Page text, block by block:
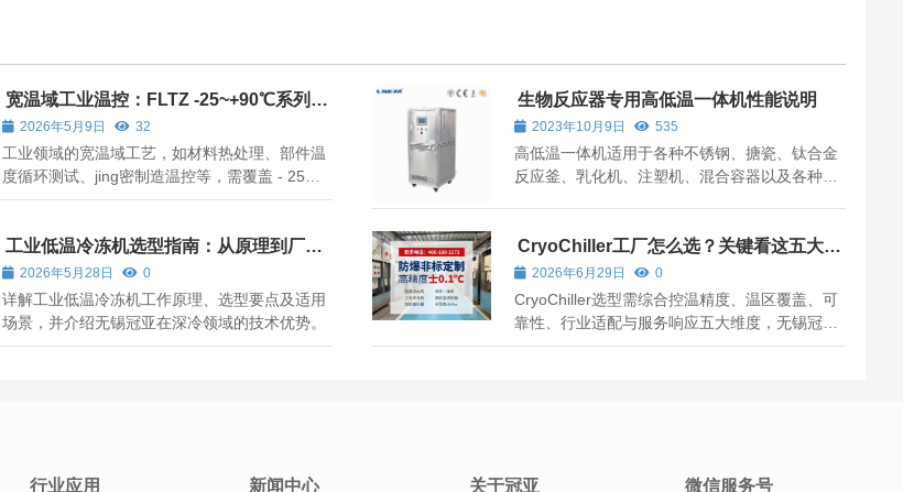
宽温域工业温控：FLTZ -25~+90℃系列说
明 2026年5月9日 32
工业领域的宽温域工艺，如材料热处理、部件温
度循环测试、jing密制造温控等，需覆盖 - 25℃
至 + 90℃的温度区间，对设备的温域覆盖与控温
环器，作为工业宽温域温控设备，可实现单设备
覆盖中低温至高温，适配工业多工序温控需求。
生物反应器专用高低温一体机性能说明
2023年10月9日 535
高低温一体机适用于各种不锈钢、搪瓷、钛合金
反应釜、乳化机、注塑机、混合容器以及各种生
道式设计，在运行效果上能达到更高的效率。
工业低温冷冻机选型指南：从原理到厂家
对比，聚焦无锡冠亚解决方案
2026年5月28日 0
详解工业低温冷冻机工作原理、选型要点及适用
场景，并介绍无锡冠亚在深冷领域的技术优势。
CryoChiller工厂怎么选？关键看这五大维
度2026年6月29日 0
CryoChiller选型需综合控温精度、温区覆盖、可
靠性、行业适配与服务响应五大维度，无锡冠亚
在超低温领域具备技术优势。
行业应用 新闻中心 关于冠亚 微信服务号